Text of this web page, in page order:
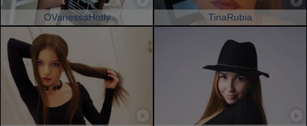
OVanessaHotly TinaRubia